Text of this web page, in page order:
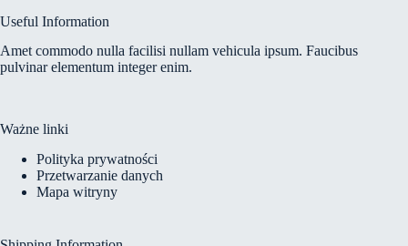
Useful Information
Amet commodo nulla facilisi nullam vehicula ipsum. Faucibus
pulvinar elementum integer enim.
Ważne linki
Polityka prywatności
Przetwarzanie danych
Mapa witryny